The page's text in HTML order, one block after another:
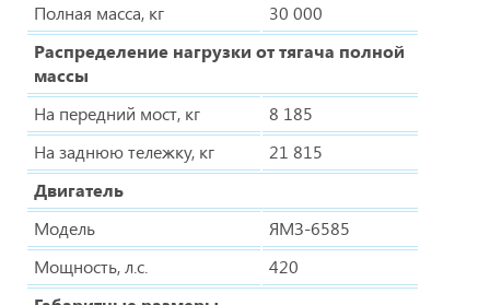
Полная масса, кг
30 000
Распределение нагрузки от тягача полной
массы
На передний мост, кг
8 185
На заднюю тележку, кг
21 815
Двигатель
Модель
ЯМЗ-6585
Мощность, л.с.
420